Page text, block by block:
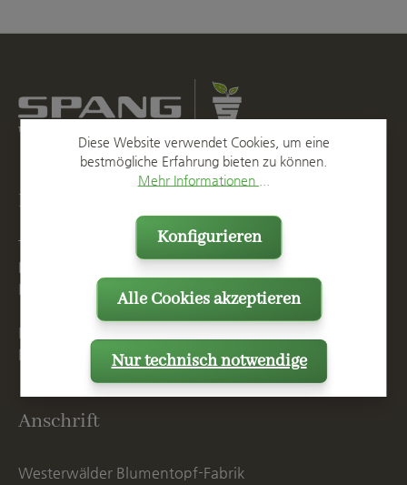
Kontakt
T
F
+49 2623 887 149
E
info@spang.de
Mo. - Do. 07:15 - 16:00 Uhr
Fr. bis 14:00 Uhr
Anschrift
Westerwälder Blumentopf-Fabrik
Diese Website verwendet Cookies, um eine
bestmögliche Erfahrung bieten zu können.
Mehr Informationen ...
Nur technisch notwendige
Konfigurieren
Alle Cookies akzeptieren